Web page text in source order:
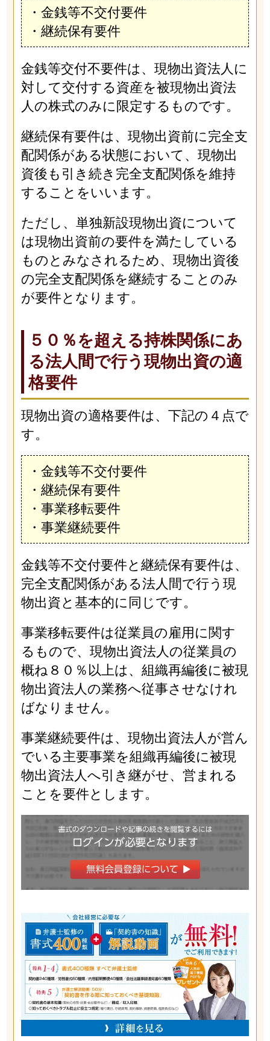
・金銭等不交付要件
・継続保有要件
金銭等交付不要件は、現物出資法人に
対して交付する資産を被現物出資法
人の株式のみに限定するものです。
継続保有要件は、現物出資前に完全支
配関係がある状態において、現物出
資後も引き続き完全支配関係を維持
することをいいます。
ただし、単独新設現物出資について
は現物出資前の要件を満たしている
ものとみなされるため、現物出資後
の完全支配関係を継続することのみ
が要件となります。
５０％を超える持株関係にあ
る法人間で行う現物出資の適
格要件
現物出資の適格要件は、下記の４点で
す。
・金銭等不交付要件
・継続保有要件
・事業移転要件
・事業継続要件
金銭等不交付要件と継続保有要件は、
完全支配関係がある法人間で行う現
物出資と基本的に同じです。
事業移転要件は従業員の雇用に関す
るもので、現物出資法人の従業員の
概ね８０％以上は、組織再編後に被現
物出資法人の業務へ従事させなけれ
ばなりません。
事業継続要件は、現物出資法人が営ん
でいる主要事業を組織再編後に被現
物出資法人へ引き継がせ、営まれる
ことを要件とします。